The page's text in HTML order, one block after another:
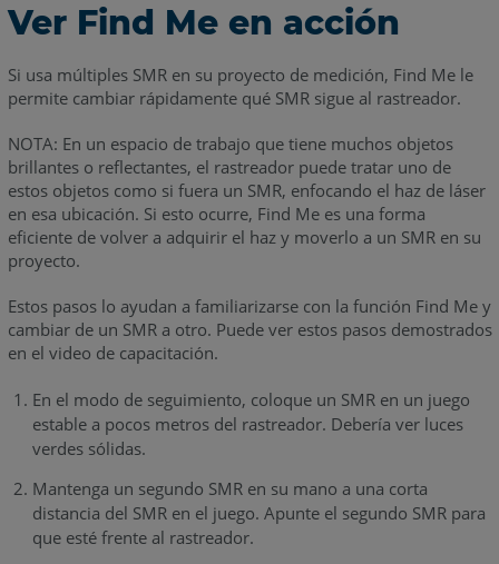
Ver Find Me en acción
Si usa múltiples SMR en su proyecto de medición, Find Me le
permite cambiar rápidamente qué SMR sigue al rastreador.
NOTA: En un espacio de trabajo que tiene muchos objetos
brillantes o reflectantes, el rastreador puede tratar uno de
estos objetos como si fuera un SMR, enfocando el haz de láser
en esa ubicación. Si esto ocurre, Find Me es una forma
eficiente de volver a adquirir el haz y moverlo a un SMR en su
proyecto.
Estos pasos lo ayudan a familiarizarse con la función Find Me y
cambiar de un SMR a otro. Puede ver estos pasos demostrados
en el video de capacitación.
En el modo de seguimiento, coloque un SMR en un juego
estable a pocos metros del rastreador. Debería ver luces
verdes sólidas.
Mantenga un segundo SMR en su mano a una corta
distancia del SMR en el juego. Apunte el segundo SMR para
que esté frente al rastreador.